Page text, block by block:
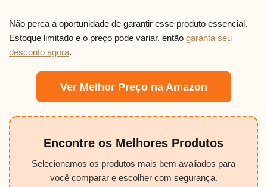
Não perca a oportunidade de garantir esse produto essencial.
Estoque limitado e o preço pode variar, então garanta seu
desconto agora.
Ver Melhor Preço na Amazon
Encontre os Melhores Produtos
Selecionamos os produtos mais bem avaliados para
você comparar e escolher com segurança.